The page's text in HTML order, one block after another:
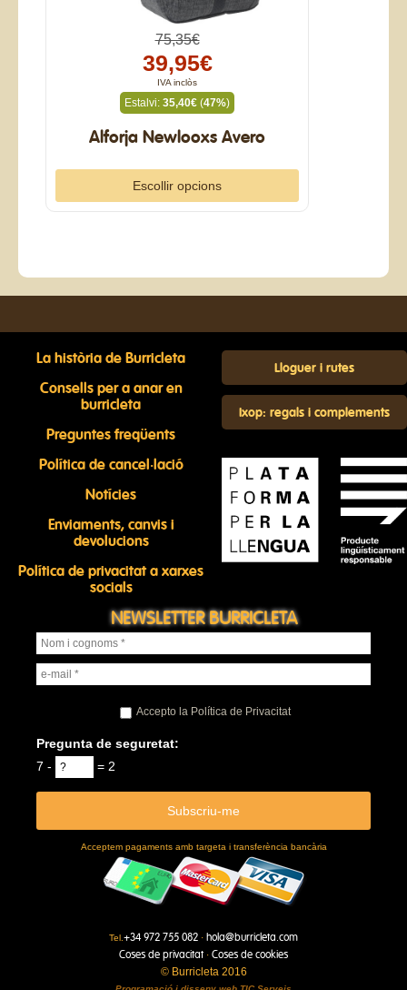
75,35€
39,95€
IVA inclòs
Estalvi: 35,40€ (47%)
Alforja Newlooxs Avero
Escollir opcions
La història de Burricleta
Consells per a anar en
burricleta
Preguntes freqüents
Política de cancel·lació
Notícies
Enviaments, canvis i
devolucions
Política de privacitat a xarxes
socials
Lloguer i rutes
Ixop: regals i complements
NEWSLETTER BURRICLETA
Accepto la Política de Privacitat
Pregunta de seguretat:
7 -
= 2
Acceptem pagaments amb targeta i transferència bancària
Tel. +34 972 755 082 · hola@burricleta.com
Coses de privacitat · Coses de cookies
© Burricleta 2016